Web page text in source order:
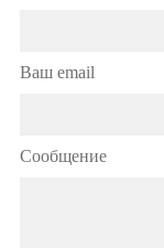
Ваш email
Сообщение